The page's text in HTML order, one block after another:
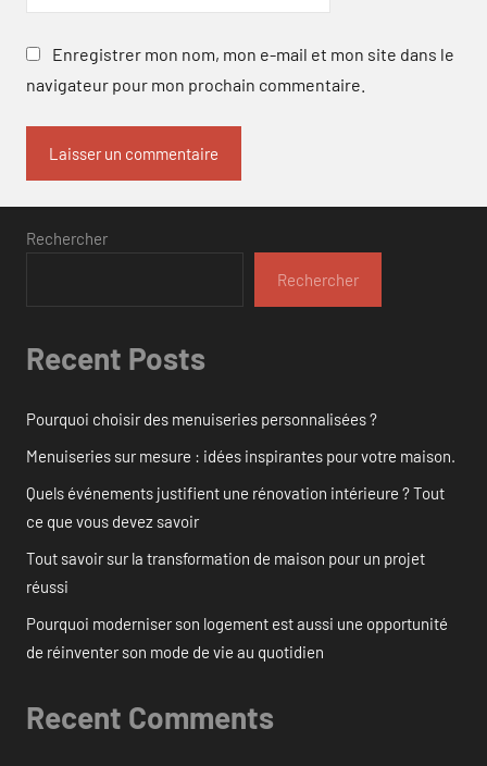
Enregistrer mon nom, mon e-mail et mon site dans le
navigateur pour mon prochain commentaire.
Rechercher
Rechercher
Recent Posts
Pourquoi choisir des menuiseries personnalisées ?
Menuiseries sur mesure : idées inspirantes pour votre maison.
Quels événements justifient une rénovation intérieure ? Tout
ce que vous devez savoir
Tout savoir sur la transformation de maison pour un projet
réussi
Pourquoi moderniser son logement est aussi une opportunité
de réinventer son mode de vie au quotidien
Recent Comments